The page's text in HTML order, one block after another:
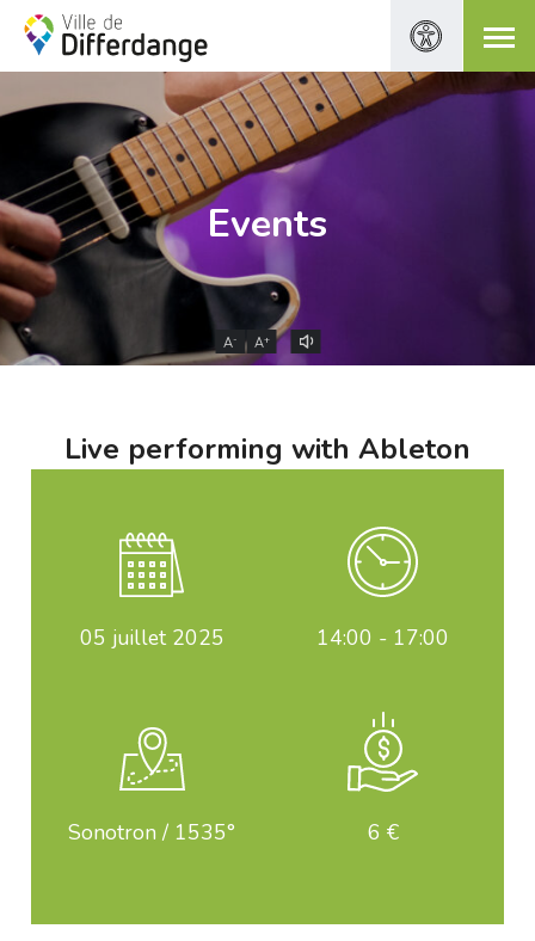
Events
A- A+
Live performing with Ableton
05 juillet 2025 14:00 - 17:00
Sonotron / 1535° 6 €